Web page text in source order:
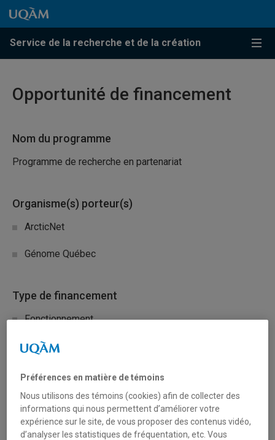
Passer au contenu
Accéder au menu principal
Accéder à la recherche
Passer au contenu
Accéder au menu principal
Service de la recherche et de la création
Menu
Opportunité de financement
Nom du programme
Programme de recherche en partenariat
Organisme(s) porteur(s)
ArcticNet
Génome Québec
Type de financement
Fonctionnement
Mobilisation des connaissances (réseautage, transfert
Secteur(s)
Sciences humaines et sociales
Préférences en matière de témoins
Nous utilisons des témoins (cookies) afin de collecter des
informations qui nous permettent d’améliorer votre
expérience sur le site, de vous proposer des contenus vidéo,
d’analyser les statistiques de fréquentation, etc. Vous